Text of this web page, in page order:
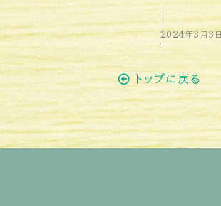
トップに戻る